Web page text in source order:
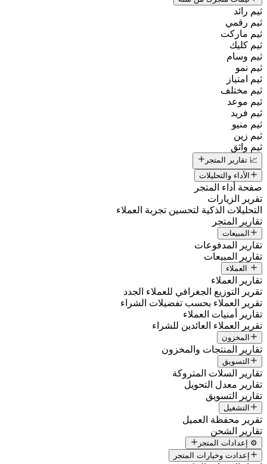
ثيم رائد
ثيم رقمي
ثيم ماركت
ثيم كليك
ثيم وسام
ثيم نمو
ثيم امتياز
ثيم مختلف
ثيم موعد
ثيم فريد
ثيم منيو
ثيم زين
ثيم واثق
📈 تقارير المتجر
الأداء والتحليلات
صفحة أداء المتجر
تقرير الزيارات
التحليلات الذكية لتحسين تجربة العملاء
تقارير المتجر
المبيعات
تقارير المدفوعات
تقارير المبيعات
العملاء
تقارير العملاء
تقرير التوزيع الجغرافي للعملاء الجدد
تقرير العملاء بحسب تفضيلات الشراء
تقارير أمنيات العملاء
تقرير العملاء العائدين للشراء
المخزون
تقارير المنتجات والمخزون
التسويق
تقارير السلات المتروكة
تقارير معدل التحويل
تقارير التسويق
التشغيل
تقرير محفظة العميل
تقارير الشحن
⚙️ إعدادات المتجر
إعدادت وخيارات المتجر